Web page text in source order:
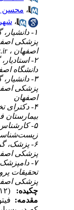
،محسن
،شهریار
۱- دانشیار،
پزشکی
اصفهان ،
۲-
دانشگاه
۳- دانشیار،
پزشکی
اصفهان
۴- دکترای
بیمارستان
۵- کارشناس
زیست‌شناسی،
۶- پزشک،
پزشکی اصفهان
۷- دامپزشک،
تحقیقات
پزشکی اصفهان
چکیده:
(۷۳۱۲ مشاهده)
مقدمه: